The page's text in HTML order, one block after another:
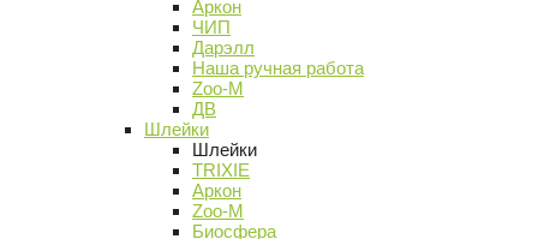
Аркон
ЧИП
Дарэлл
Наша ручная работа
Zoo-M
ДВ
Шлейки
Шлейки
TRIXIE
Аркон
Zoo-M
Биосфера